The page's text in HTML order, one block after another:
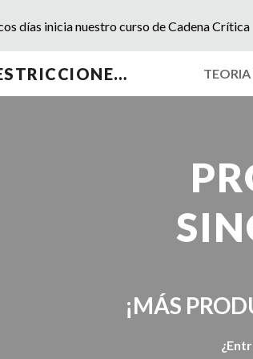
to main content
días inicia nuestro curso de Cadena Crítica
TEORIA DE LAS RESTRICCIONES TOC
¡MÁS